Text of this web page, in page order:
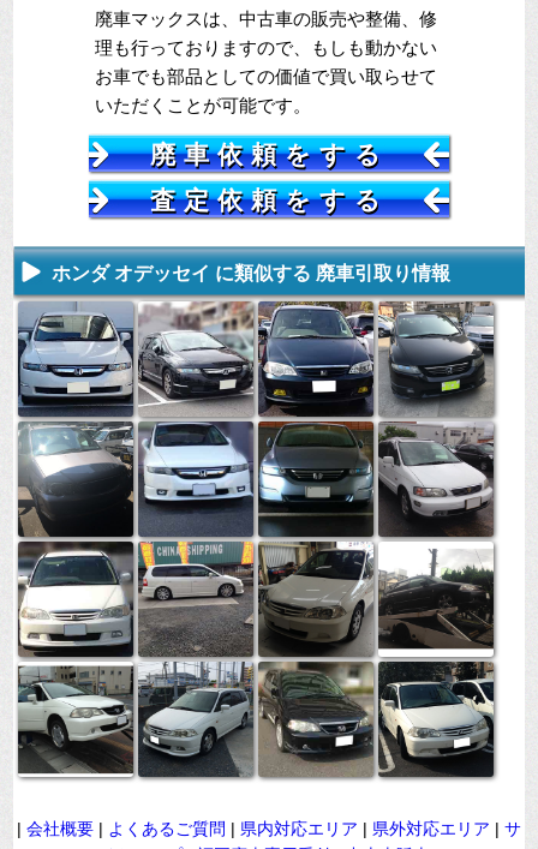
廃車マックスは、中古車の販売や整備、修
理も行っておりますので、もしも動かない
お車でも部品としての価値で買い取らせて
いただくことが可能です。
廃車依頼をする
査定依頼をする
ホンダ オデッセイ に類似する 廃車引取り情報
| 会社概要 | よくあるご質問 | 県内対応エリア | 県外対応エリア | サ